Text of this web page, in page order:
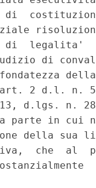
risoluzione
di
di
2 d.l. n.
d.lgs. n.
in cui
della sua
che  al